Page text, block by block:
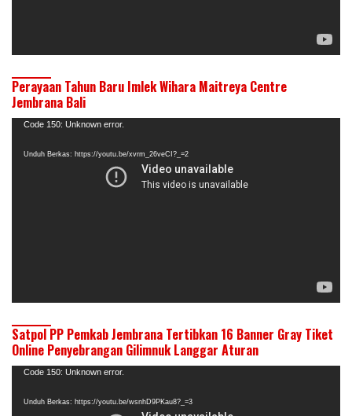
Perayaan Tahun Baru Imlek Wihara Maitreya Centre
Jembrana Bali
Pemutar
Code 150: Unknown error.
Unduh Berkas: https://youtu.be/xvrm_26veCI?_=2
Satpol PP Pemkab Jembrana Tertibkan 16 Banner Gray Tiket
Online Penyebrangan Gilimnuk Langgar Aturan
Pemutar
Code 150: Unknown error.
Unduh Berkas: https://youtu.be/wsnhD9PKau8?_=3